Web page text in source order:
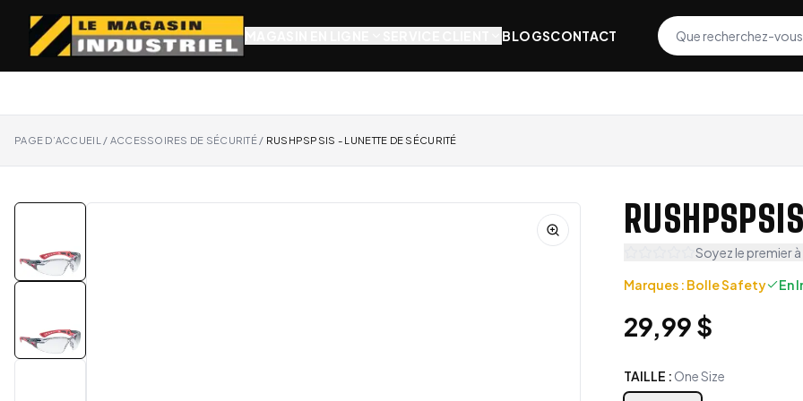
BLOGSCONTACT
PAGE D’ACCUEIL / ACCESSOIRES DE SÉCURITÉ / RUSHPSPSIS - LUNETTE DE SÉCURITÉ
Soyez le premier
Marques : Bolle Safety En
29,99 $
TAILLE : One Size